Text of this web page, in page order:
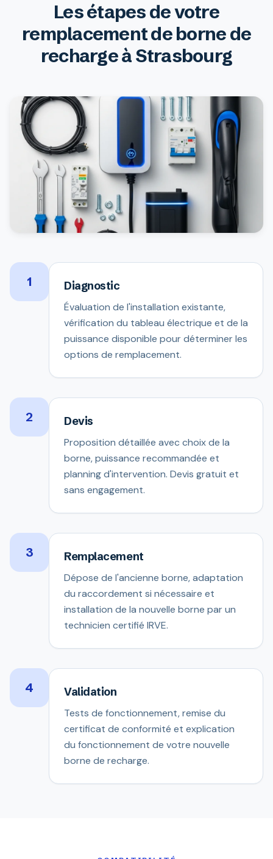
Les étapes de votre
remplacement de borne de
recharge à Strasbourg
1 Diagnostic
Évaluation de l'installation existante,
vérification du tableau électrique et de la
puissance disponible pour déterminer les
options de remplacement.
2 Devis
Proposition détaillée avec choix de la
borne, puissance recommandée et
planning d'intervention. Devis gratuit et
sans engagement.
3 Remplacement
Dépose de l'ancienne borne, adaptation
du raccordement si nécessaire et
installation de la nouvelle borne par un
technicien certifié IRVE.
4 Validation
Tests de fonctionnement, remise du
certificat de conformité et explication
du fonctionnement de votre nouvelle
borne de recharge.